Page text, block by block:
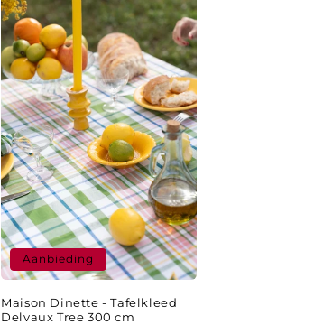
Aanbieding
Maison Dinette - Tafelkleed
Delvaux Tree 300 cm